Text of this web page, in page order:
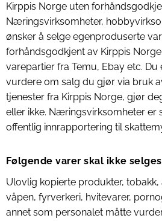
Kirppis Norge uten
Næringsvirksomheter,
ønsker å selge egenproduserte
forhåndsgodkjent av Kirppis
varepartier fra Temu, Ebay etc.
vurdere om salg du gjør via bruk
tjenester fra Kirppis Norge, gjør
eller ikke. Næringsvirksomheter er
offentlig innrapportering til
Følgende varer skal ikke
Ulovlig kopierte produkter, tobakk,
våpen, fyrverkeri, hvitevarer,
annet som personalet måtte